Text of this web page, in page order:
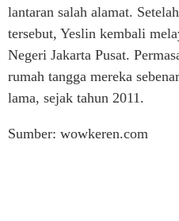
lantaran salah alamat.
tersebut, Yeslin kembali
Negeri Jakarta Pusat.
rumah tangga mereka
lama, sejak tahun 2011.
Sumber: wowkeren.com